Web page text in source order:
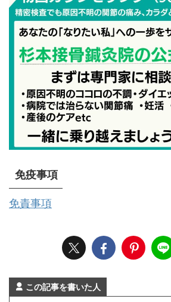
免疫事項
免責事項
この記事を書いた人